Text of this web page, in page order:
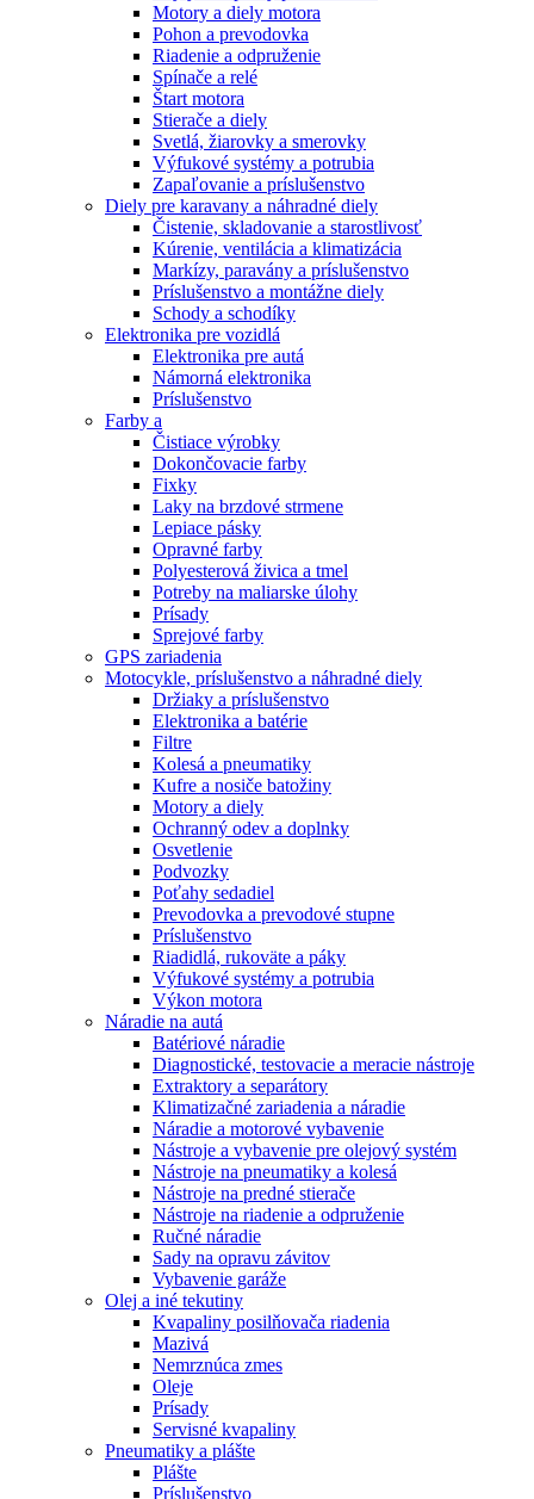
Motory a diely motora
Pohon a prevodovka
Riadenie a odpruženie
Spínače a relé
Štart motora
Stierače a diely
Svetlá, žiarovky a smerovky
Výfukové systémy a potrubia
Zapaľovanie a príslušenstvo
Diely pre karavany a náhradné diely
Čistenie, skladovanie a starostlivosť
Kúrenie, ventilácia a klimatizácia
Markízy, paravány a príslušenstvo
Príslušenstvo a montážne diely
Schody a schodíky
Elektronika pre vozidlá
Elektronika pre autá
Námorná elektronika
Príslušenstvo
Farby a
Čistiace výrobky
Dokončovacie farby
Fixky
Laky na brzdové strmene
Lepiace pásky
Opravné farby
Polyesterová živica a tmel
Potreby na maliarske úlohy
Prísady
Sprejové farby
GPS zariadenia
Motocykle, príslušenstvo a náhradné diely
Držiaky a príslušenstvo
Elektronika a batérie
Filtre
Kolesá a pneumatiky
Kufre a nosiče batožiny
Motory a diely
Ochranný odev a doplnky
Osvetlenie
Podvozky
Poťahy sedadiel
Prevodovka a prevodové stupne
Príslušenstvo
Riadidlá, rukoväte a páky
Výfukové systémy a potrubia
Výkon motora
Náradie na autá
Batériové náradie
Diagnostické, testovacie a meracie nástroje
Extraktory a separátory
Klimatizačné zariadenia a náradie
Náradie a motorové vybavenie
Nástroje a vybavenie pre olejový systém
Nástroje na pneumatiky a kolesá
Nástroje na predné stierače
Nástroje na riadenie a odpruženie
Ručné náradie
Sady na opravu závitov
Vybavenie garáže
Olej a iné tekutiny
Kvapaliny posilňovača riadenia
Mazivá
Nemrznúca zmes
Oleje
Prísady
Servisné kvapaliny
Pneumatiky a plášte
Plášte
Príslušenstvo